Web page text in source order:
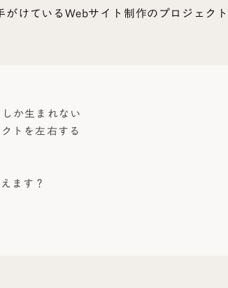
けているWebサイト制作のプロジェクト
か生まれない
トを左右する
ます？